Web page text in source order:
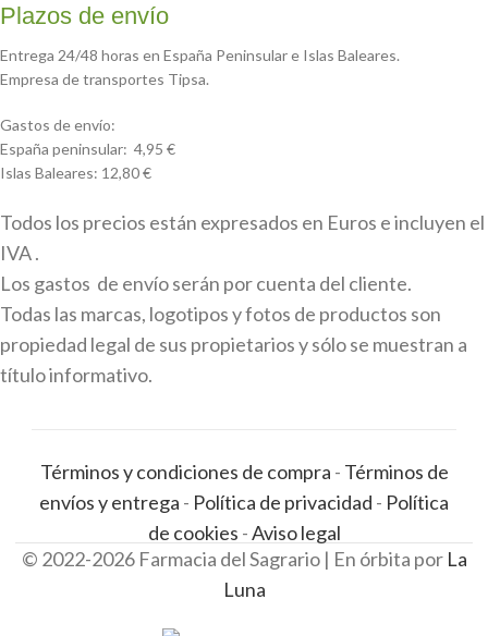
Plazos de envío
Entrega 24/48 horas en España Peninsular e Islas Baleares.
Empresa de transportes Tipsa.
Gastos de envío:
España peninsular: 4,95 €
Islas Baleares: 12,80 €
Todos los precios están expresados en Euros e incluyen el
IVA .
Los gastos de envío serán por cuenta del cliente.
Todas las marcas, logotipos y fotos de productos son
propiedad legal de sus propietarios y sólo se muestran a
título informativo.
Términos y condiciones de compra - Términos de
envíos y entrega - Política de privacidad - Política
de cookies -Aviso legal
© 2022-2026 Farmacia del Sagrario | En órbita por La
Luna